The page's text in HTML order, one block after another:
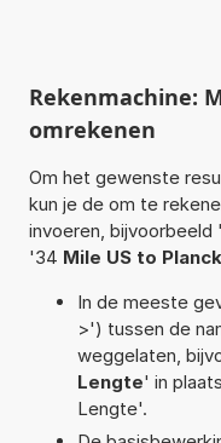
Rekenmachine:
omrekenen
Om het gewenste
kun je de om te
invoeren, bijvoorbeeld
'34 Mile US to
In de meeste
>') tussen de
weggelaten,
Lengte' in
Lengte'.